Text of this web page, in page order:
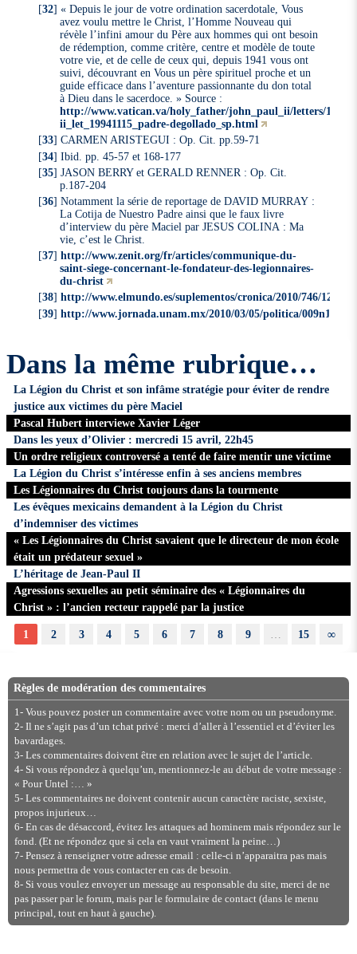
[32]« Depuis le jour de votre ordination sacerdotale, Vous
avez voulu mettre le Christ, l’Homme Nouveau qui
révèle l’infini amour du Père aux hommes qui ont besoin
de rédemption, comme critère, centre et modèle de toute
votre vie, et de celle de ceux qui, depuis 1941 vous ont
suivi, découvrant en Vous un père spirituel proche et un
guide efficace dans l’aventure passionnante du don total
à Dieu dans le sacerdoce. » Source :
http://www.vatican.va/holy_father/john_paul_ii/letters/1994/
ii_let_19941115_padre-degollado_sp.html
[33]CARMEN ARISTEGUI : Op. Cit. pp.59-71
[34]Ibid. pp. 45-57 et 168-177
[35]JASON BERRY et GERALD RENNER : Op. Cit.
p.187-204
[36]Notamment la série de reportage de DAVID MURRAY :
La Cotija de Nuestro Padre ainsi que le faux livre
d’interview du père Maciel par JESUS COLINA : Ma
vie, c’est le Christ.
[37]http://www.zenit.org/fr/articles/communique-du-
saint-siege-concernant-le-fondateur-des-legionnaires-
du-christ
[38]http://www.elmundo.es/suplementos/cronica/2010/746/
[39]http://www.jornada.unam.mx/2010/03/05/politica/009n1pol
Dans la même rubrique…
La Légion du Christ et son infâme stratégie pour éviter de rendre
justice aux victimes du père Maciel
Pascal Hubert interviewe Xavier Léger
Dans les yeux d’Olivier : mercredi 15 avril, 22h45
Un ordre religieux controversé a tenté de faire mentir une victime
La Légion du Christ s’intéresse enfin à ses anciens membres
Les Légionnaires du Christ toujours dans la tourmente
Les évêques mexicains demandent à la Légion du Christ
d’indemniser des victimes
« Les Légionnaires du Christ savaient que le directeur de mon école
était un prédateur sexuel »
L’héritage de Jean-Paul II
Agressions sexuelles au petit séminaire des « Légionnaires du
Christ » : l’ancien recteur rappelé par la justice
1 2 3 4 5 6 7 8 9 … 15 ∞
Règles de modération des commentaires
1- Vous pouvez poster un commentaire avec votre nom ou un pseudonyme.
2- Il ne s’agit pas d’un tchat privé : merci d’aller à l’essentiel et d’éviter les
bavardages.
3- Les commentaires doivent être en relation avec le sujet de l’article.
4- Si vous répondez à quelqu’un, mentionnez-le au début de votre message :
« Pour Untel :… »
5- Les commentaires ne doivent contenir aucun caractère raciste, sexiste,
propos injurieux…
6- En cas de désaccord, évitez les attaques ad hominem mais répondez sur le
fond. (Et ne répondez que si cela en vaut vraiment la peine…)
7- Pensez à renseigner votre adresse email : celle-ci n’apparaitra pas mais
nous permettra de vous contacter en cas de besoin.
8- Si vous voulez envoyer un message au responsable du site, merci de ne
pas passer par le forum, mais par le formulaire de contact (dans le menu
principal, tout en haut à gauche).